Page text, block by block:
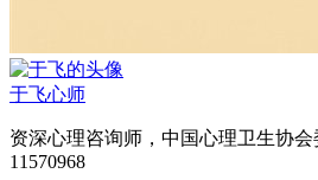
于飞心师
资深心理咨询师，中国心理卫生协会
11570968